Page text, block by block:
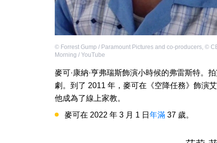
© Forrest Gump / Paramount Pictures and co-producers, ©
Morning / YouTube
麥可·康納·亨弗瑞斯飾演小時候的弗雷斯特。
劇。到了 2011 年，麥可在《空降任務》飾演
他成為了線上家教。
麥可在 2022 年 3 月 1 日 年滿 37 歲。